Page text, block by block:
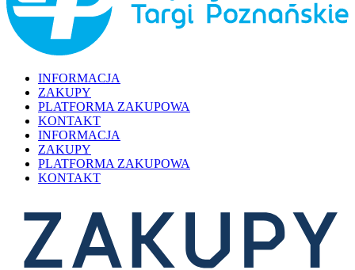
INFORMACJA
ZAKUPY
PLATFORMA ZAKUPOWA
KONTAKT
INFORMACJA
ZAKUPY
PLATFORMA ZAKUPOWA
KONTAKT